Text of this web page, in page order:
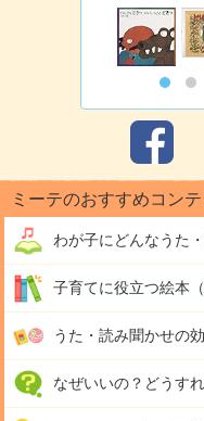
ミーテのおすすめコン
わが子にどんなうた
子育てに役立つ絵本
うた・読み聞かせの
なぜいいの？どうす